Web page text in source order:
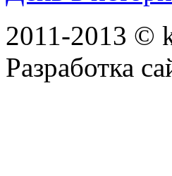
2011-2013 ©
Разработка